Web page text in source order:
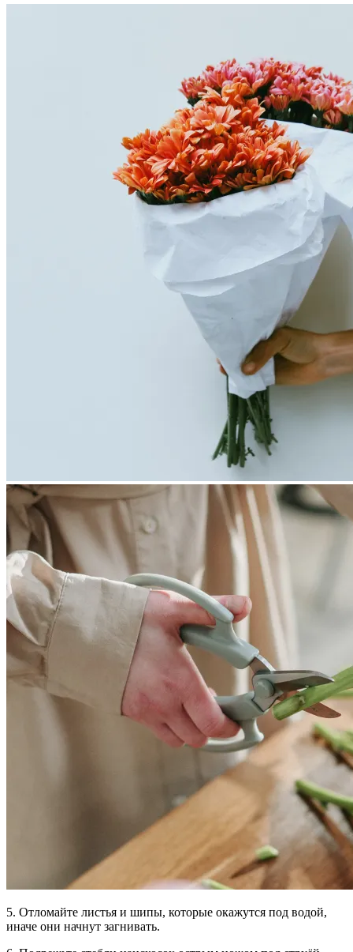
5. Отломайте листья и шипы, которые окажутся под водой,
иначе они начнут загнивать.